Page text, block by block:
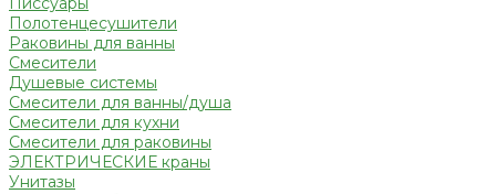
Полотенцесушители
Раковины для ванны
Смесители
Душевые системы
Смесители для ванны/душа
Смесители для кухни
Смесители для раковины
ЭЛЕКТРИЧЕСКИЕ краны
Унитазы